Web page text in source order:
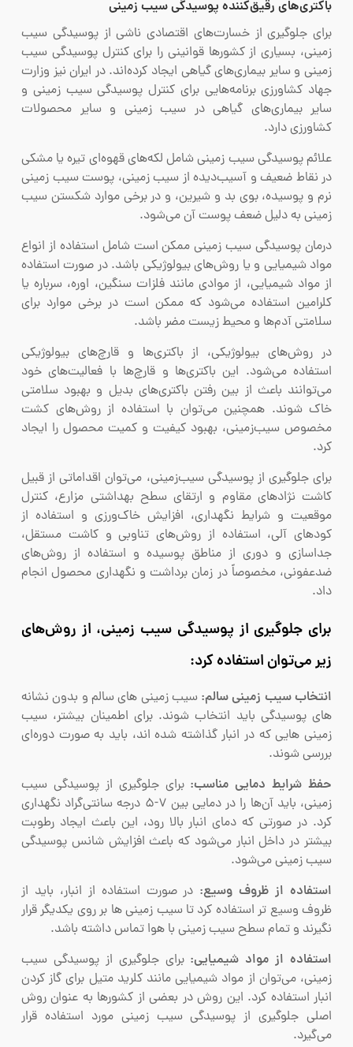
باکتری‌های رقیق‌کننده پوسیدگی سیب زمینی
برای جلوگیری از خسارت‌های اقتصادی ناشی از پوسیدگی سیب
زمینی، بسیاری از کشورها قوانینی را برای کنترل پوسیدگی سیب
زمینی و سایر بیماری‌های گیاهی ایجاد کرده‌اند. در ایران نیز وزارت
جهاد کشاورزی برنامه‌هایی برای کنترل پوسیدگی سیب زمینی و
سایر بیماری‌های گیاهی در سیب زمینی و سایر محصولات
کشاورزی دارد.
علائم پوسیدگی سیب زمینی شامل لکه‌های قهوه‌ای تیره یا مشکی
در نقاط ضعیف و آسیب‌دیده از سیب زمینی، پوست سیب زمینی
نرم و پوسیده، بوی بد و شیرین، و در برخی موارد شکستن سیب
زمینی به دلیل ضعف پوست آن می‌شود.
درمان پوسیدگی سیب زمینی ممکن است شامل استفاده از انواع
مواد شیمیایی و یا روش‌های بیولوژیکی باشد. در صورت استفاده
از مواد شیمیایی، از موادی مانند فلزات سنگین، اوره، سرباره یا
کلرامین استفاده می‌شود که ممکن است در برخی موارد برای
سلامتی آدم‌ها و محیط زیست مضر باشد.
در روش‌های بیولوژیکی، از باکتری‌ها و قارچ‌های بیولوژیکی
استفاده می‌شود. این باکتری‌ها و قارچ‌ها با فعالیت‌های خود
می‌توانند باعث از بین رفتن باکتری‌های بدیل و بهبود سلامتی
خاک شوند. همچنین می‌توان با استفاده از روش‌های کشت
مخصوص سیب‌زمینی، بهبود کیفیت و کمیت محصول را ایجاد
کرد.
برای جلوگیری از پوسیدگی سیب‌زمینی، می‌توان اقداماتی از قبیل
کاشت نژادهای مقاوم و ارتقای سطح بهداشتی مزارع، کنترل
موقعیت و شرایط نگهداری، افزایش خاک‌ورزی و استفاده از
کودهای آلی، استفاده از روش‌های تناوبی و کاشت مستقل،
جداسازی و دوری از مناطق پوسیده و استفاده از روش‌های
ضدعفونی، مخصوصاً در زمان برداشت و نگهداری محصول انجام
داد.
برای جلوگیری از پوسیدگی سیب زمینی، از روش‌های
زیر می‌توان استفاده کرد:
انتخاب سیب زمینی سالم: سیب زمینی های سالم و بدون نشانه
های پوسیدگی باید انتخاب شوند. برای اطمینان بیشتر، سیب
زمینی هایی که در انبار گذاشته شده اند، باید به صورت دوره‌ای
بررسی شوند.
حفظ شرایط دمایی مناسب: برای جلوگیری از پوسیدگی سیب
زمینی، باید آن‌ها را در دمایی بین ۷-۵ درجه سانتی‌گراد نگهداری
کرد. در صورتی که دمای انبار بالا رود، این باعث ایجاد رطوبت
بیشتر در داخل انبار می‌شود که باعث افزایش شانس پوسیدگی
سیب زمینی می‌شود.
استفاده از ظروف وسیع: در صورت استفاده از انبار، باید از
ظروف وسیع تر استفاده کرد تا سیب زمینی ها بر روی یکدیگر قرار
نگیرند و تمام سطح سیب زمینی با هوا تماس داشته باشد.
استفاده از مواد شیمیایی: برای جلوگیری از پوسیدگی سیب
زمینی، می‌توان از مواد شیمیایی مانند کلرید متیل برای گاز کردن
انبار استفاده کرد. این روش در بعضی از کشورها به عنوان روش
اصلی جلوگیری از پوسیدگی سیب زمینی مورد استفاده قرار
می‌گیرد.